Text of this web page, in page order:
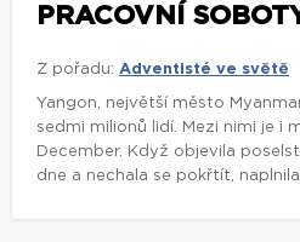
PRACOVNÍ
Z pořadu: Adventisté ve světě
Yangon, největší město
sedmi milionů lidí. Mezi nimi je i
December. Když objevila
dne a nechala se pokřtít,